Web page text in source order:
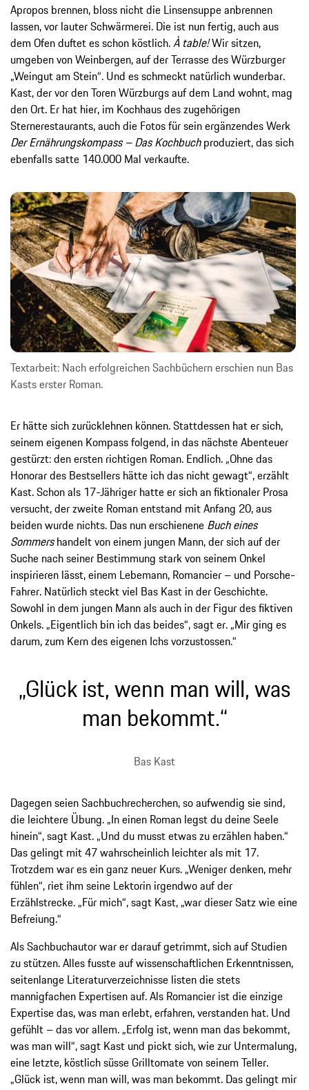
Apropos brennen, bloss nicht die Linsensuppe anbrennen
lassen, vor lauter Schwärmerei. Die ist nun fertig, auch aus
dem Ofen duftet es schon köstlich.À table!Wir sitzen,
umgeben von Weinbergen, auf der Terrasse des Würzburger
„Weingut am Stein“. Und es schmeckt natürlich wunderbar.
Kast, der vor den Toren Würzburgs auf dem Land wohnt, mag
den Ort. Er hat hier, im Kochhaus des zugehörigen
Sternerestaurants, auch die Fotos für sein ergänzendes Werk
Der Ernährungskompass – Das Kochbuchproduziert, das sich
ebenfalls satte 140.000 Mal verkaufte.
Textarbeit: Nach erfolgreichen Sachbüchern erschien nun Bas
Kasts erster Roman.
Er hätte sich zurücklehnen können. Stattdessen hat er sich,
seinem eigenen Kompass folgend, in das nächste Abenteuer
gestürzt: den ersten richtigen Roman. Endlich. „Ohne das
Honorar des Bestsellers hätte ich das nicht gewagt“, erzählt
Kast. Schon als 17-Jähriger hatte er sich an fiktionaler Prosa
versucht, der zweite Roman entstand mit Anfang 20, aus
beiden wurde nichts. Das nun erschienene Buch eines
Sommershandelt von einem jungen Mann, der sich auf der
Suche nach seiner Bestimmung stark von seinem Onkel
inspirieren lässt, einem Lebemann, Romancier – und Porsche-
Fahrer. Natürlich steckt viel Bas Kast in der Geschichte.
Sowohl in dem jungen Mann als auch in der Figur des fiktiven
Onkels. „Eigentlich bin ich das beides“, sagt er. „Mir ging es
darum, zum Kern des eigenen Ichs vorzustossen.“
„Glück ist, wenn man will, was
man bekommt.“
Bas Kast
Dagegen seien Sachbuchrecherchen, so aufwendig sie sind,
die leichtere Übung. „In einen Roman legst du deine Seele
hinein“, sagt Kast. „Und du musst etwas zu erzählen haben.“
Das gelingt mit 47 wahrscheinlich leichter als mit 17.
Trotzdem war es ein ganz neuer Kurs. „Weniger denken, mehr
fühlen“, riet ihm seine Lektorin irgendwo auf der
Erzählstrecke. „Für mich“, sagt Kast, „war dieser Satz wie eine
Befreiung.“
Als Sachbuchautor war er darauf getrimmt, sich auf Studien
zu stützen. Alles fusste auf wissenschaftlichen Erkenntnissen,
seitenlange Literaturverzeichnisse listen die stets
mannigfachen Expertisen auf. Als Romancier ist die einzige
Expertise das, was man erlebt, erfahren, verstanden hat. Und
gefühlt – das vor allem. „Erfolg ist, wenn man das bekommt,
was man will“, sagt Kast und pickt sich, wie zur Untermalung,
eine letzte, köstlich süsse Grilltomate von seinem Teller.
„Glück ist, wenn man will, was man bekommt. Das gelingt mir